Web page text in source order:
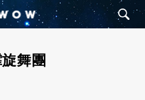
舞團